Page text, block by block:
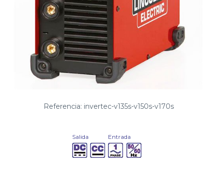
Referencia: invertec-v135s-v150s-v170s
Salida Entrada